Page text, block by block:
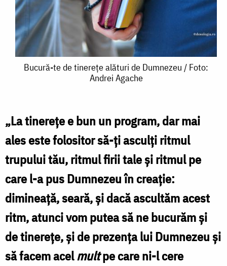
Bucură-
tinerețe
alături
de
Dumnezeu
Andrei
Agache
Bucură-te de tinerețe alături de Dumnezeu / Foto:
Andrei Agache
„La tinerețe e bun un program, dar mai
ales este folositor să-ți asculți ritmul
trupului tău, ritmul firii tale și ritmul pe
care l-a pus Dumnezeu în creație:
dimineață, seară, și dacă ascultăm acest
ritm, atunci vom putea să ne bucurăm și
de tinerețe, și de prezența lui Dumnezeu și
să facem acelmultpe care ni-l cere